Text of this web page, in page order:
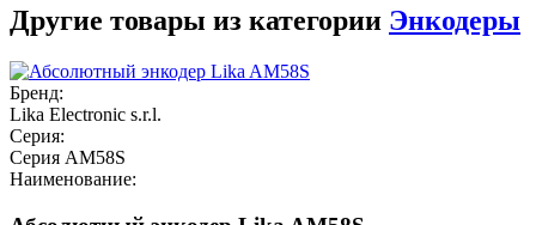
Другие товары из категории Энкодеры
Бренд:
Lika Electronic s.r.l.
Серия:
Серия AM58S
Наименование: